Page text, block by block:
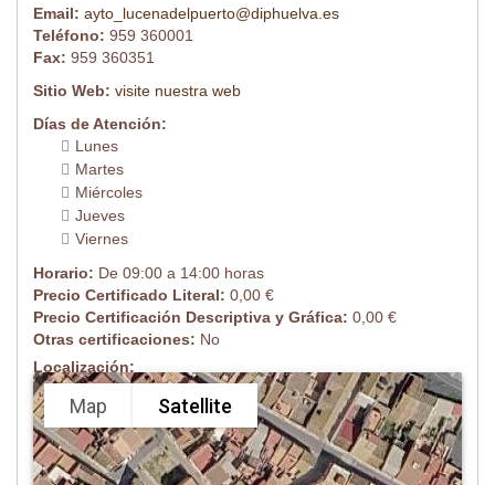
Email: ayto_lucenadelpuerto@diphuelva.es
Teléfono: 959 360001
Fax: 959 360351
Sitio Web: visite nuestra web
Días de Atención:
Lunes
Martes
Miércoles
Jueves
Viernes
Horario: De 09:00 a 14:00 horas
Precio Certificado Literal: 0,00 €
Precio Certificación Descriptiva y Gráfica: 0,00 €
Otras certificaciones: No
Localización:
Map Satellite